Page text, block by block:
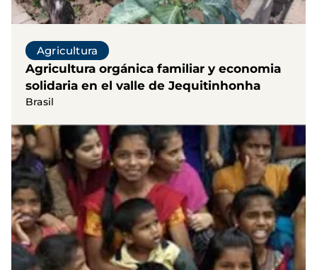
Agricultura
Agricultura orgánica familiar y economia
solidaria en el valle de Jequitinhonha
Brasil